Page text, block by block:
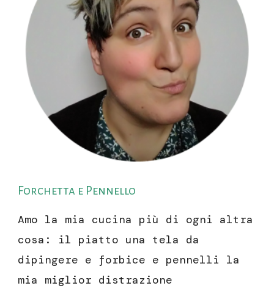
Forchetta e Pennello
Amo la mia cucina più di ogni altra
cosa: il piatto una tela da
dipingere e forbice e pennelli la
mia miglior distrazione